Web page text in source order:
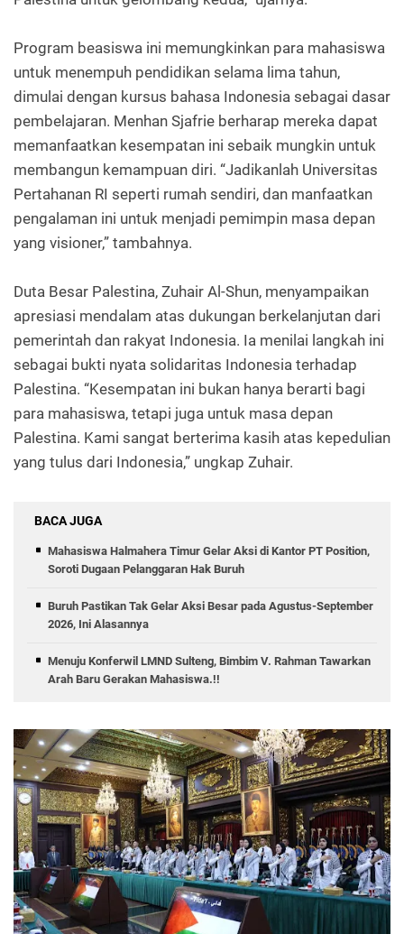
Program beasiswa ini memungkinkan para mahasiswa
untuk menempuh pendidikan selama lima tahun,
dimulai dengan kursus bahasa Indonesia sebagai dasar
pembelajaran. Menhan Sjafrie berharap mereka dapat
memanfaatkan kesempatan ini sebaik mungkin untuk
membangun kemampuan diri. “Jadikanlah Universitas
Pertahanan RI seperti rumah sendiri, dan manfaatkan
pengalaman ini untuk menjadi pemimpin masa depan
yang visioner,” tambahnya.
Duta Besar Palestina, Zuhair Al-Shun, menyampaikan
apresiasi mendalam atas dukungan berkelanjutan dari
pemerintah dan rakyat Indonesia. Ia menilai langkah ini
sebagai bukti nyata solidaritas Indonesia terhadap
Palestina. “Kesempatan ini bukan hanya berarti bagi
para mahasiswa, tetapi juga untuk masa depan
Palestina. Kami sangat berterima kasih atas kepedulian
yang tulus dari Indonesia,” ungkap Zuhair.
BACA JUGA
Mahasiswa Halmahera Timur Gelar Aksi di Kantor PT Position,
Soroti Dugaan Pelanggaran Hak Buruh
Buruh Pastikan Tak Gelar Aksi Besar pada Agustus-September
2026, Ini Alasannya
Menuju Konferwil LMND Sulteng, Bimbim V. Rahman Tawarkan
Arah Baru Gerakan Mahasiswa.!!